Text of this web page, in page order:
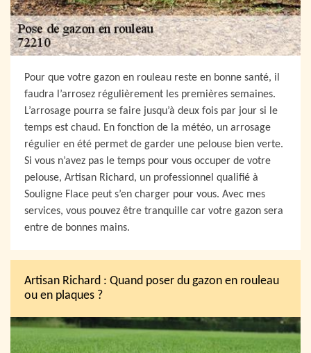
Pour que votre gazon en rouleau reste en bonne santé, il
faudra l’arrosez régulièrement les premières semaines.
L’arrosage pourra se faire jusqu’à deux fois par jour si le
temps est chaud. En fonction de la météo, un arrosage
régulier en été permet de garder une pelouse bien verte.
Si vous n’avez pas le temps pour vous occuper de votre
pelouse, Artisan Richard, un professionnel qualifié à
Souligne Flace peut s’en charger pour vous. Avec mes
services, vous pouvez être tranquille car votre gazon sera
entre de bonnes mains.
Artisan Richard : Quand poser du gazon en rouleau
ou en plaques ?